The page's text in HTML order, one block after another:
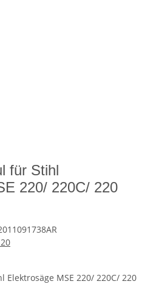
für Stihl
220/ 220C/ 220
MSE 220/ 220C/ 220